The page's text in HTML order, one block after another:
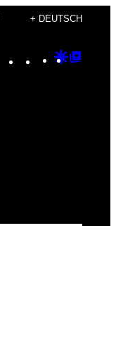
+ DEUTSCH
Instagram
TikTok
YouTube
Google